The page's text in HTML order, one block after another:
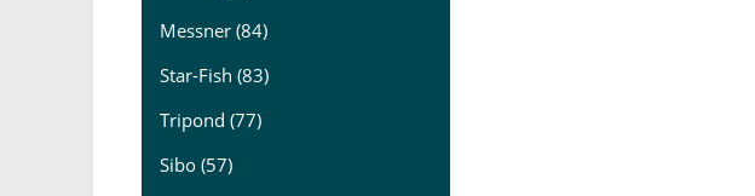
Messner (84)
Star-Fish (83)
Tripond (77)
Sibo (57)